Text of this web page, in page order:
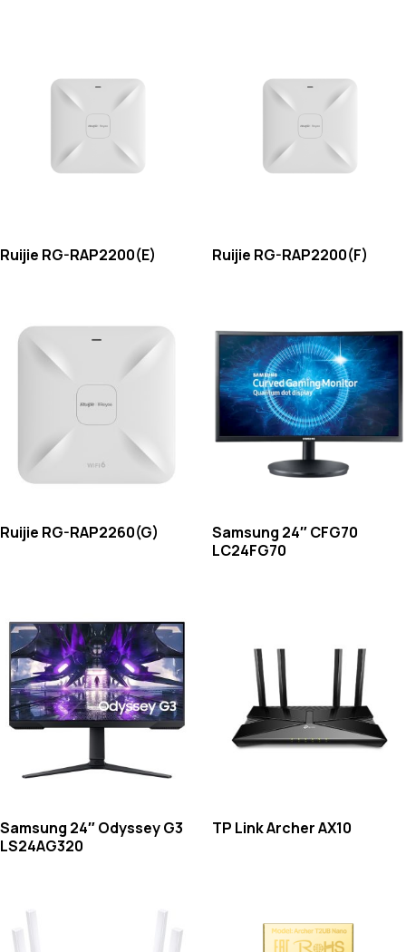
Ruijie RG-RAP2200(E) Ruijie RG-RAP2200(F)
Ruijie RG-RAP2260(G)
Samsung 24″ CFG70
LC24FG70
Samsung 24″ Odyssey G3
LS24AG320
TP Link Archer AX10